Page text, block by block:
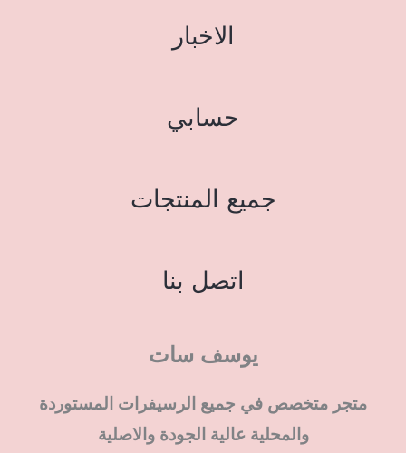
الاخبار
حسابي
جميع المنتجات
اتصل بنا
يوسف سات
متجر متخصص في جميع الرسيفرات المستوردة
والمحلية عالية الجودة والاصلية